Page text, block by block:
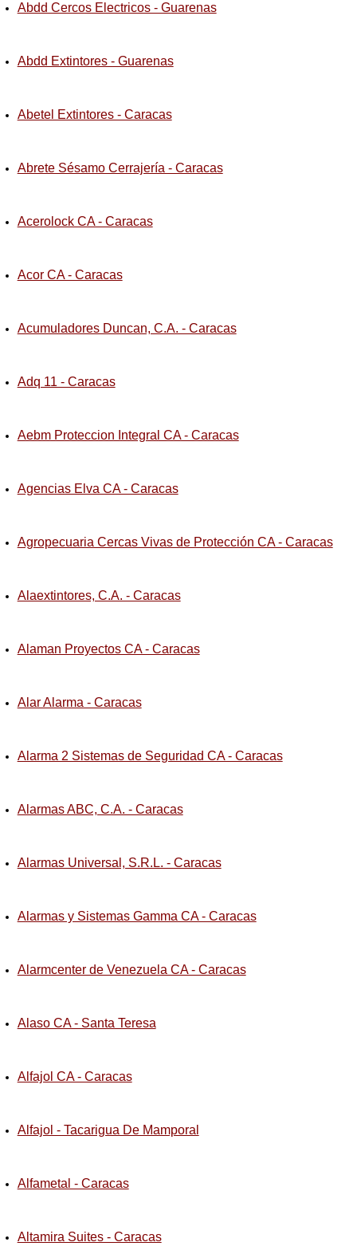
Abdd Cercos Electricos - Guarenas
Abdd Extintores - Guarenas
Abetel Extintores - Caracas
Abrete Sésamo Cerrajería - Caracas
Acerolock CA - Caracas
Acor CA - Caracas
Acumuladores Duncan, C.A. - Caracas
Adq 11 - Caracas
Aebm Proteccion Integral CA - Caracas
Agencias Elva CA - Caracas
Agropecuaria Cercas Vivas de Protección CA - Caracas
Alaextintores, C.A. - Caracas
Alaman Proyectos CA - Caracas
Alar Alarma - Caracas
Alarma 2 Sistemas de Seguridad CA - Caracas
Alarmas ABC, C.A. - Caracas
Alarmas Universal, S.R.L. - Caracas
Alarmas y Sistemas Gamma CA - Caracas
Alarmcenter de Venezuela CA - Caracas
Alaso CA - Santa Teresa
Alfajol CA - Caracas
Alfajol - Tacarigua De Mamporal
Alfametal - Caracas
Altamira Suites - Caracas